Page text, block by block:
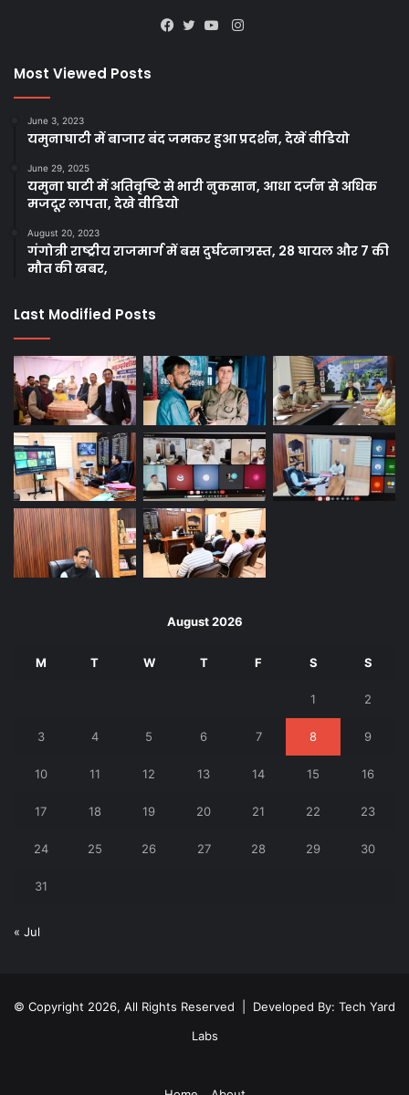
Instagram
Most Viewed Posts
June 3, 2023
यमुनाघाटी में बाजार बंद जमकर हुआ प्रदर्शन, देखें वीडियो
June 29, 2025
यमुना घाटी में अतिवृष्टि से भारी नुकसान, आधा दर्जन से अधिक
मजदूर लापता, देखे वीडियो
August 20, 2023
गंगोत्री राष्ट्रीय राजमार्ग में बस दुर्घटनाग्रस्त, 28 घायल और 7 की
मौत की खबर,
Last Modified Posts
August 2026
M T W T F S S
1 2
3 4 5 6 7 8 9
10 11 12 13 14 15 16
17 18 19 20 21 22 23
24 25 26 27 28 29 30
31
« Jul
© Copyright 2026, All Rights Reserved | Developed By: Tech Yard
Labs